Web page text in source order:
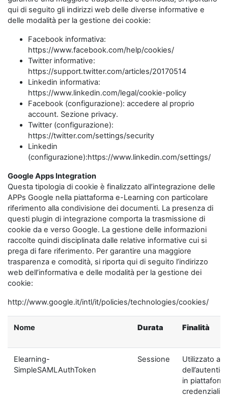
qui di seguito gli indirizzi web delle diverse informative e
delle modalità per la gestione dei cookie:
Facebook informativa:
https://www.facebook.com/help/cookies/
Twitter informative:
https://support.twitter.com/articles/20170514
Linkedin informativa:
https://www.linkedin.com/legal/cookie-policy
Facebook (configurazione): accedere al proprio
account. Sezione privacy.
Twitter (configurazione):
https://twitter.com/settings/security
Linkedin
(configurazione):https://www.linkedin.com/settings/
Google Apps Integration
Questa tipologia di cookie è finalizzato all’integrazione delle
APPs Google nella piattaforma e-Learning con particolare
riferimento alla condivisione dei documenti. La presenza di
questi plugin di integrazione comporta la trasmissione di
cookie da e verso Google. La gestione delle informazioni
raccolte quindi disciplinata dalle relative informative cui si
prega di fare riferimento. Per garantire una maggiore
trasparenza e comodità, si riporta qui di seguito l’indirizzo
web dell’informativa e delle modalità per la gestione dei
cookie:
http://www.google.it/intl/it/policies/technologies/cookies/
Nome Durata Finalità
Elearning-
SimpleSAMLAuthToken
Sessione
Utilizzato ai
in
credenziali di